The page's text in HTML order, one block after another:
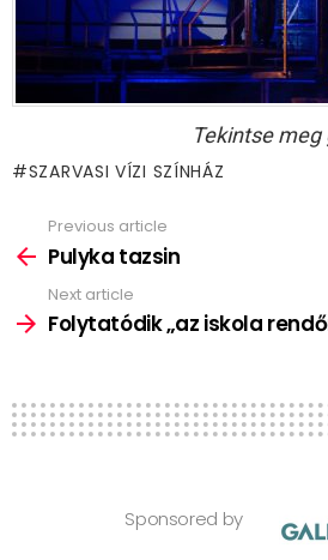
Tekintse
SZARVASI VÍZI SZÍNHÁZ
more
Previous article
Pulyka tazsin
Next article
Folytatódik „az iskola
Sponsored by